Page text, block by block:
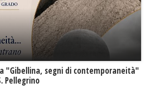
"Gibellina, segni di contemporaneità"
Pellegrino